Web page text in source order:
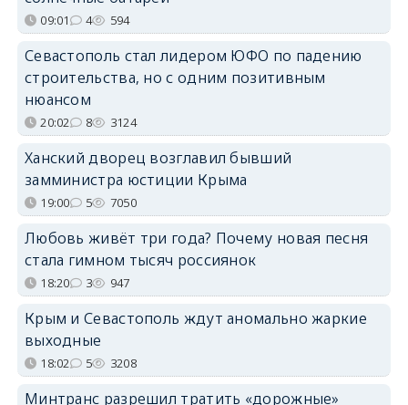
09:01 4 594
Севастополь стал лидером ЮФО по падению
строительства, но с одним позитивным
нюансом
20:02 8 3124
Ханский дворец возглавил бывший
замминистра юстиции Крыма
19:00 5 7050
Любовь живёт три года? Почему новая песня
стала гимном тысяч россиянок
18:20 3 947
Крым и Севастополь ждут аномально жаркие
выходные
18:02 5 3208
Минтранс разрешил тратить «дорожные»